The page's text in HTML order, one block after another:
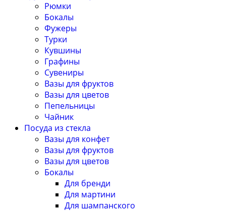
Рюмки
Бокалы
Фужеры
Турки
Кувшины
Графины
Сувениры
Вазы для фруктов
Вазы для цветов
Пепельницы
Чайник
Посуда из стекла
Вазы для конфет
Вазы для фруктов
Вазы для цветов
Бокалы
Для бренди
Для мартини
Для шампанского